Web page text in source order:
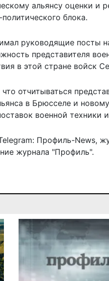
альянсу оценки и
блока.
руководящие посты
представителя
в этой стране войск
отчитываться
в Брюсселе и
военной техники
Профиль-News,
журнала "Профиль".